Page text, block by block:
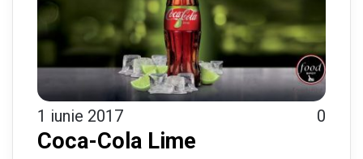
1 iunie 2017 0
Coca-Cola Lime